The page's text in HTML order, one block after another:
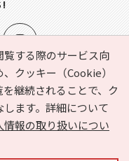
する際のサービス向
クッキー（Cookie）
継続されることで、ク
ます。詳細について
情報の取り扱いについ
に入り
ヘルプ
て
運営会社
お問い合わせ